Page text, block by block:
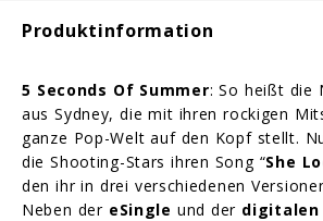
Produktinformation
5 Seconds Of Summer: So heißt die
aus Sydney, die mit ihren rockigen
ganze Pop-Welt auf den Kopf stellt.
die Shooting-Stars ihren Song “She
den ihr in drei verschiedenen
Neben der eSingle und der digitalen